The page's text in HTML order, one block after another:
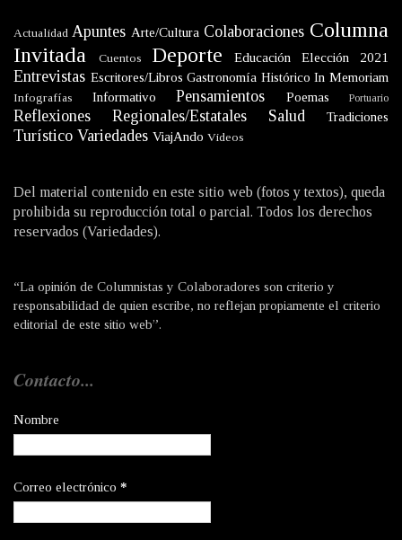
Actualidad Apuntes Arte/Cultura Colaboraciones Columna
Invitada
Cuentos Deporte Educación Elección 2021
Entrevistas Escritores/Libros Gastronomía Histórico In Memoriam
Infografías Informativo Pensamientos Poemas Portuario
Reflexiones Regionales/Estatales Salud Tradiciones
Turístico Variedades ViajAndo Videos
Del material contenido en este sitio web (fotos y textos), queda
prohibida su reproducción total o parcial. Todos los derechos
reservados (Variedades).
“La opinión de Columnistas y Colaboradores son criterio y
responsabilidad de quien escribe, no reflejan propiamente el criterio
editorial de este sitio web”.
Contacto...
Nombre
Correo electrónico *